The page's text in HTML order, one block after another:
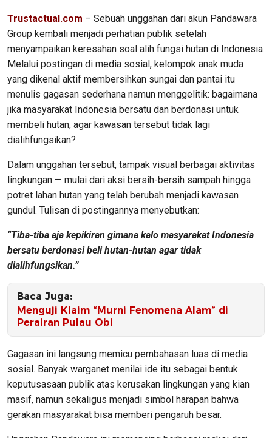
Trustactual.com – Sebuah unggahan dari akun Pandawara
Group kembali menjadi perhatian publik setelah
menyampaikan keresahan soal alih fungsi hutan di Indonesia.
Melalui postingan di media sosial, kelompok anak muda
yang dikenal aktif membersihkan sungai dan pantai itu
menulis gagasan sederhana namun menggelitik: bagaimana
jika masyarakat Indonesia bersatu dan berdonasi untuk
membeli hutan, agar kawasan tersebut tidak lagi
dialihfungsikan?
Dalam unggahan tersebut, tampak visual berbagai aktivitas
lingkungan — mulai dari aksi bersih-bersih sampah hingga
potret lahan hutan yang telah berubah menjadi kawasan
gundul. Tulisan di postingannya menyebutkan:
“Tiba-tiba aja kepikiran gimana kalo masyarakat Indonesia
bersatu berdonasi beli hutan-hutan agar tidak
dialihfungsikan.”
Baca Juga:
Menguji Klaim “Murni Fenomena Alam” di
Perairan Pulau Obi
Gagasan ini langsung memicu pembahasan luas di media
sosial. Banyak warganet menilai ide itu sebagai bentuk
keputusasaan publik atas kerusakan lingkungan yang kian
masif, namun sekaligus menjadi simbol harapan bahwa
gerakan masyarakat bisa memberi pengaruh besar.